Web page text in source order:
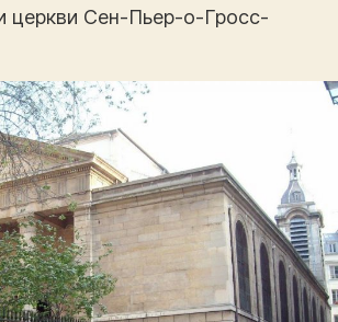
церкви Сен-Пьер-о-Гросс-